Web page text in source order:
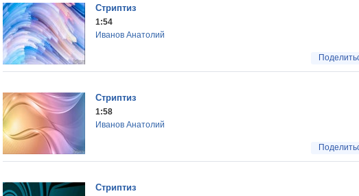
Стриптиз
1:54
Иванов Анатолий
Стриптиз
1:58
Иванов Анатолий
Стриптиз